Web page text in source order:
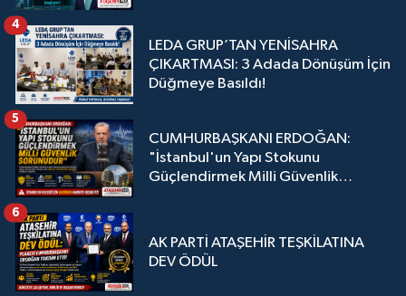
LEDA GRUP’TAN YENİSAHRA
ÇIKARTMASI: 3 Adada Dönüşüm İçin
Düğmeye Basıldı!
4
CUMHURBAŞKANI ERDOĞAN:
"İstanbul'un Yapı Stokunu
Güçlendirmek Milli Güvenlik
5
AK PARTİ ATAŞEHİR TEŞKİLATINA
DEV ÖDÜL
6